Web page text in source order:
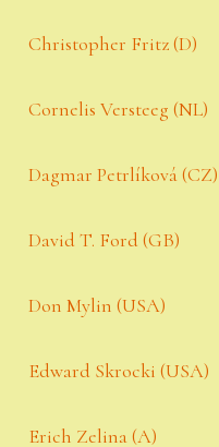
Christopher Fritz (D)
Cornelis Versteeg (NL)
Dagmar Petrlíková (CZ)
David T. Ford (GB)
Don Mylin (USA)
Edward Skrocki (USA)
Erich Zelina (A)